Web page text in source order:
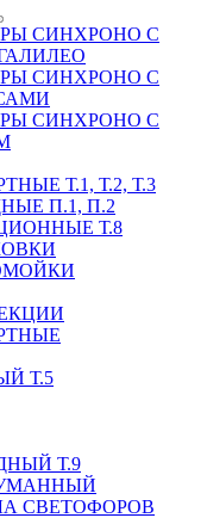
СИНХРОНО С
СИНХРОНО С
СИНХРОНО С
Т.1, Т.2, Т.3
П.1, П.2
Т.8
Т.5
Т.9
СВЕТОФОРОВ